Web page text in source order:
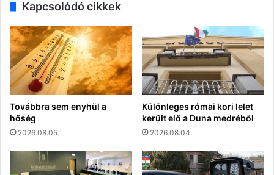
Kapcsolódó cikkek
Továbbra sem enyhül a
hőség
2026.08.05.
Különleges római kori lelet
került elő a Duna medréből
2026.08.04.